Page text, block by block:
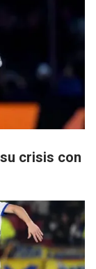
crisis con